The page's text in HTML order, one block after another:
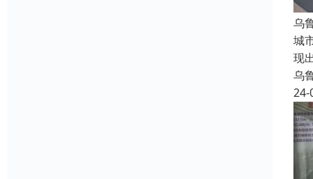
乌
城
现
乌
24-